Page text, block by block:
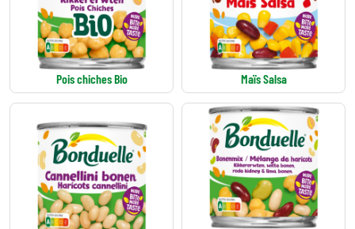
Pois chiches Bio Maïs Salsa